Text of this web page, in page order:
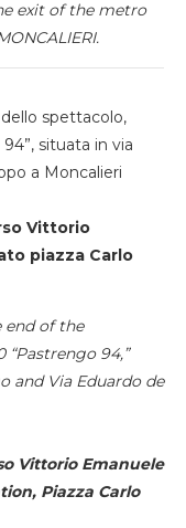
exit of the metro
spettacolo,
situata in via
a Moncalieri
Vittorio
piazza Carlo
end of the
94,”
and Via Eduardo de
Vittorio Emanuele
Piazza Carlo